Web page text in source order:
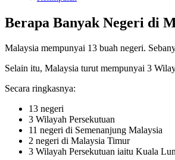
Berapa Banyak Negeri di
Malaysia mempunyai 13 buah negeri.
Selain itu, Malaysia turut mempunyai 3
Secara ringkasnya:
13 negeri
3 Wilayah Persekutuan
11 negeri di Semenanjung Malaysia
2 negeri di Malaysia Timur
3 Wilayah Persekutuan iaitu Kuala